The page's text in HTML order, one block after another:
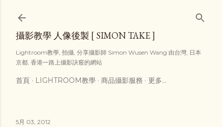
攝影教學 人像後製 [ SIMON TAKE ]
Lightroom教學, 拍攝, 分享攝影師 Simon Wusen Wang 由台灣, 日本
京都, 香港一路上攝影訣竅的網站
首頁 LIGHTROOM教學 商品攝影服務 更多…
5月 03, 2012